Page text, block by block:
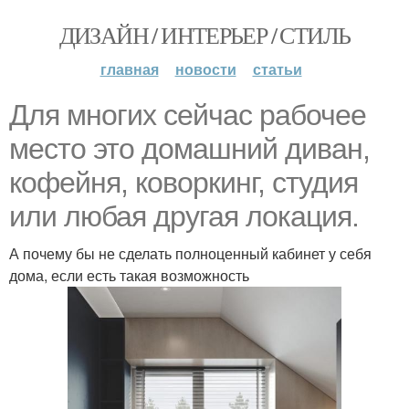
ДИЗАЙН / ИНТЕРЬЕР / СТИЛЬ
главная новости статьи
Для многих сейчас рабочее
место это домашний диван,
кофейня, коворкинг, студия
или любая другая локация.
А почему бы не сделать полноценный кабинет у себя
дома, если есть такая возможность